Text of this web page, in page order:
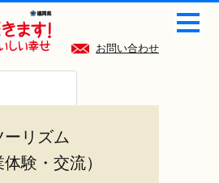
お問い合わせ
ーリズム
体験・交流）